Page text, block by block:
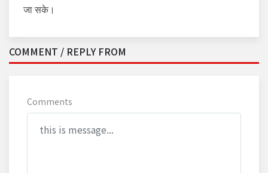
जा सके।
COMMENT / REPLY FROM
Comments